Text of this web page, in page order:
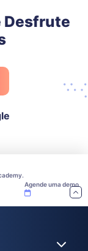
Desfrute
Agende uma demo